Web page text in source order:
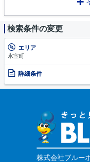
検索条件の変更
エリア
氷室町
詳細条件
株式会社ブルー